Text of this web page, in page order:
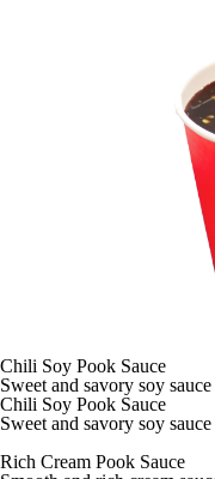
Chili Soy Pook Sauce
Sweet and savory soy
Chili Soy Pook Sauce
Sweet and savory soy
Rich Cream Pook Sauce